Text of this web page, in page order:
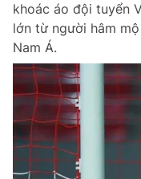
khoác áo đội tuyển
lớn từ người hâm
Nam Á.